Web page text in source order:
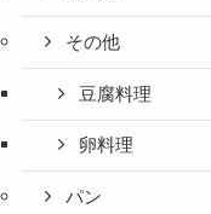
その他
豆腐料理
卵料理
パン